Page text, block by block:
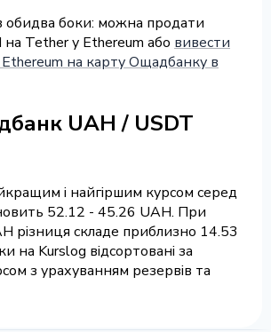
обидва боки: можна продати
Tether у Ethereum або вивести
на карту Ощадбанку в
UAH / USDT
і найгіршим курсом серед
52.12 - 45.26 UAH. При
різниця складе приблизно 14.53
на Kurslog відсортовані за
з урахуванням резервів та